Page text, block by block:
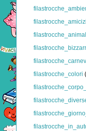
filastrocche_colori